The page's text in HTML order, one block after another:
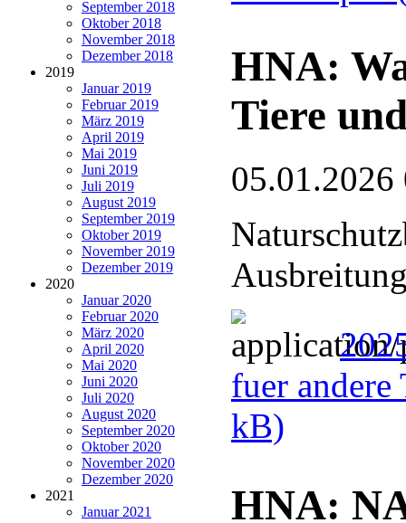
September 2018
Oktober 2018
November 2018
Dezember 2018
2019
Januar 2019
Februar 2019
März 2019
April 2019
Mai 2019
Juni 2019
Juli 2019
August 2019
September 2019
Oktober 2019
November 2019
Dezember 2019
2020
Januar 2020
Februar 2020
März 2020
April 2020
Mai 2020
Juni 2020
Juli 2020
August 2020
September 2020
Oktober 2020
November 2020
Dezember 2020
2021
Januar 2021
HNA:
Tiere
05.01.2026
fuer
kB)
HNA: